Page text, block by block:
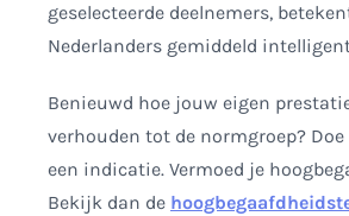
geselecteerde deelnemers,
Nederlanders gemiddeld
Benieuwd hoe jouw eigen
verhouden tot de normgroep? Doe
een indicatie. Vermoed je
Bekijk dan de